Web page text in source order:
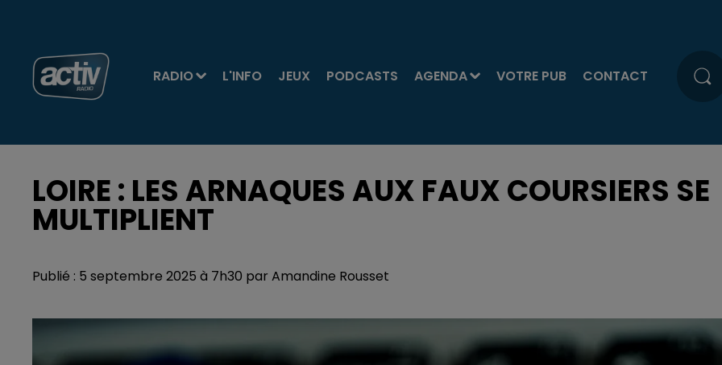
RADIO L'INFO JEUX PODCASTS AGENDA VOTRE PUB CONTACT
LOIRE : LES ARNAQUES AUX FAUX COURSIERS SE
MULTIPLIENT
Publié : 5 septembre 2025 à 7h30 par Amandine Rousset